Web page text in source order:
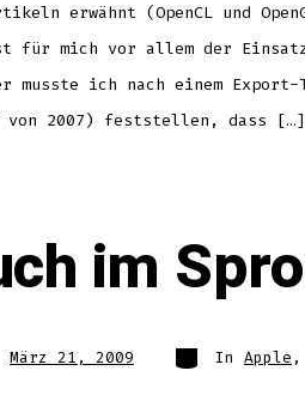
erwähnt (OpenCL und
für mich vor allem der Einsatz
ich nach einem Export-
von 2007) feststellen, dass […]
im
März 21, 2009 Kategorien
In Apple ,